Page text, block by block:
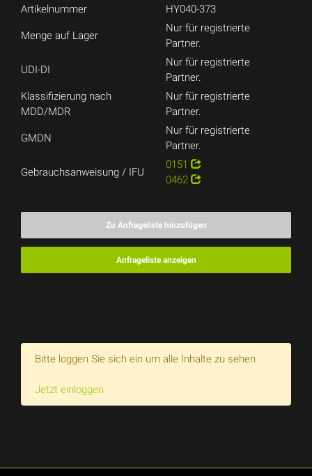
Artikelnummer HY040-373
Menge auf Lager
Nur für registrierte
Partner.
UDI-DI
Nur für registrierte
Partner.
Klassifizierung nach
MDD/MDR
Nur für registrierte
Partner.
GMDN
Nur für registrierte
Partner.
Gebrauchsanweisung / IFU
0151
0462
Zu Anfrageliste hinzufügen
Anfrageliste anzeigen
Bitte loggen Sie sich ein um alle Inhalte zu sehen
Jetzt einloggen